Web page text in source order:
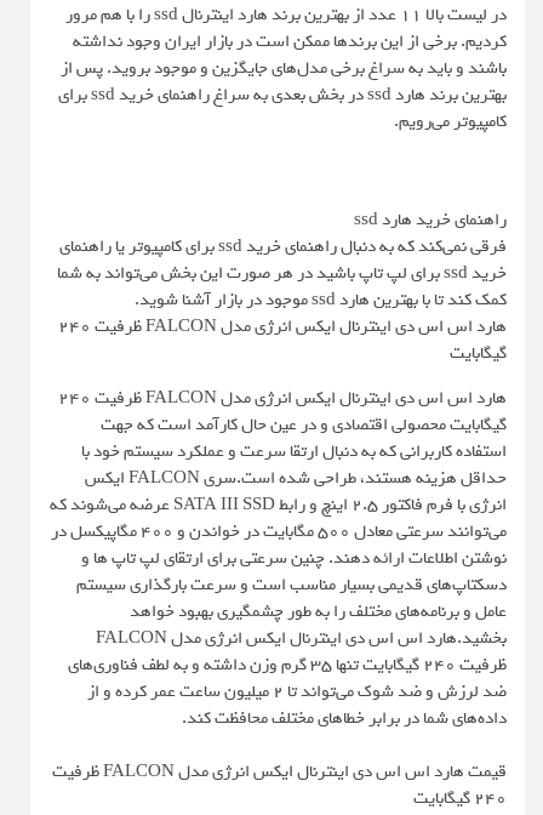
در لیست بالا 11 عدد از بهترین برند هارد اینترنال ssd را با هم مرور
کردیم. برخی از این برندها ممکن است در بازار ایران وجود نداشته
باشند و باید به سراغ برخی مدل‌های جایگزین و موجود بروید. پس از
بهترین برند هارد ssd در بخش بعدی به سراغ راهنمای خرید ssd برای
کامپیوتر می‌رویم.
راهنمای خرید هارد ssd
فرقی نمی‌کند که به دنبال راهنمای خرید ssd برای کامپیوتر یا راهنمای
خرید ssd برای لپ تاپ باشید در هر صورت این بخش می‌تواند به شما
کمک کند تا با بهترین هارد ssd موجود در بازار آشنا شوید.
هارد اس اس دی اینترنال ایکس انرژی مدل FALCON ظرفیت 240
گیگابایت
هارد اس اس دی اینترنال ایکس انرژی مدل FALCON ظرفیت 240
گیگابایت محصولی اقتصادی و در عین حال کارآمد است که جهت
استفاده کاربرانی که به دنبال ارتقا سرعت و عملکرد سیستم خود با
حداقل هزینه هستند، طراحی شده است.سری FALCON ایکس
انرژی با فرم فاکتور ‌2.5 اینچ و رابط SATA III SSD عرضه می‌شوند که
می‌توانند سرعتی معادل 500 مگابایت در خواندن و 400 مگاپیکسل در
نوشتن اطلاعات ارائه دهند. چنین سرعتی برای ارتقای لپ تاپ ها و
دسکتاپ‌های قدیمی بسیار مناسب است و سرعت بارگذاری سیستم
عامل و برنامه‌های مختلف را به طور چشمگیری بهبود خواهد
بخشید.هارد اس اس دی اینترنال ایکس انرژی مدل FALCON
ظرفیت 240 گیگابایت تنها 35 گرم وزن داشته و به لطف فناوری‌های
ضد لرزش و ضد شوک می‌تواند تا 2 میلیون ساعت عمر کرده و از
داده‌های شما در برابر خطاهای مختلف محافظت کند.
قیمت هارد اس اس دی اینترنال ایکس انرژی مدل FALCON ظرفیت
240 گیگابایت